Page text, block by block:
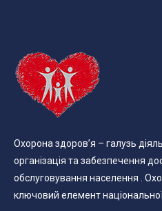
Охорона здоров’я – галузь
організація та забезпечення
обслуговування населення .
ключовий елемент